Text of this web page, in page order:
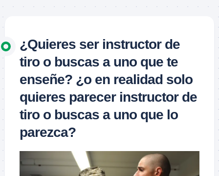
¿Quieres ser instructor de
tiro o buscas a uno que te
enseñe? ¿o en realidad solo
quieres parecer instructor de
tiro o buscas a uno que lo
parezca?